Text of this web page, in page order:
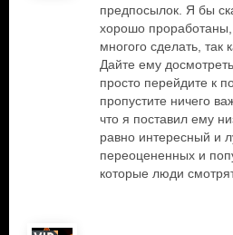
предпосылок. Я бы
хорошо
многого сделать, так
Дайте ему
просто перейдите к
пропустите ничего
что я поставил ему
равно интересный и
переоцененных и
которые люди